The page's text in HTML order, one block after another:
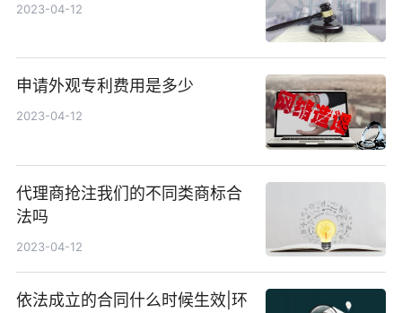
2023-04-12
申请外观专利费用是多少
2023-04-12
代理商抢注我们的不同类商标合
法吗
2023-04-12
依法成立的合同什么时候生效|环